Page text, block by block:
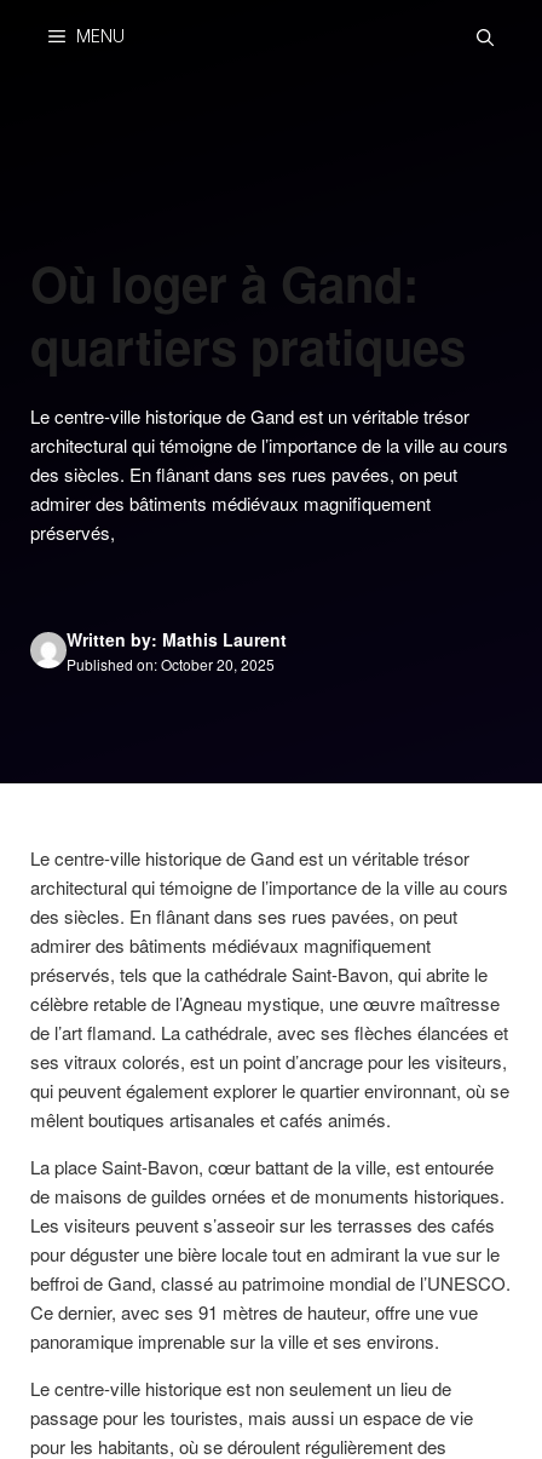
MENU
Où loger à Gand:
quartiers pratiques
Le centre-ville historique de Gand est un véritable trésor
architectural qui témoigne de l’importance de la ville au cours
des siècles. En flânant dans ses rues pavées, on peut
admirer des bâtiments médiévaux magnifiquement
préservés,
Written by: Mathis Laurent
Published on: October 20, 2025
Le centre-ville historique de Gand est un véritable trésor
architectural qui témoigne de l’importance de la ville au cours
des siècles. En flânant dans ses rues pavées, on peut
admirer des bâtiments médiévaux magnifiquement
préservés, tels que la cathédrale Saint-Bavon, qui abrite le
célèbre retable de l’Agneau mystique, une œuvre maîtresse
de l’art flamand. La cathédrale, avec ses flèches élancées et
ses vitraux colorés, est un point d’ancrage pour les visiteurs,
qui peuvent également explorer le quartier environnant, où se
mêlent boutiques artisanales et cafés animés.
La place Saint-Bavon, cœur battant de la ville, est entourée
de maisons de guildes ornées et de monuments historiques.
Les visiteurs peuvent s’asseoir sur les terrasses des cafés
pour déguster une bière locale tout en admirant la vue sur le
beffroi de Gand, classé au patrimoine mondial de l’UNESCO.
Ce dernier, avec ses 91 mètres de hauteur, offre une vue
panoramique imprenable sur la ville et ses environs.
Le centre-ville historique est non seulement un lieu de
passage pour les touristes, mais aussi un espace de vie
pour les habitants, où se déroulent régulièrement des